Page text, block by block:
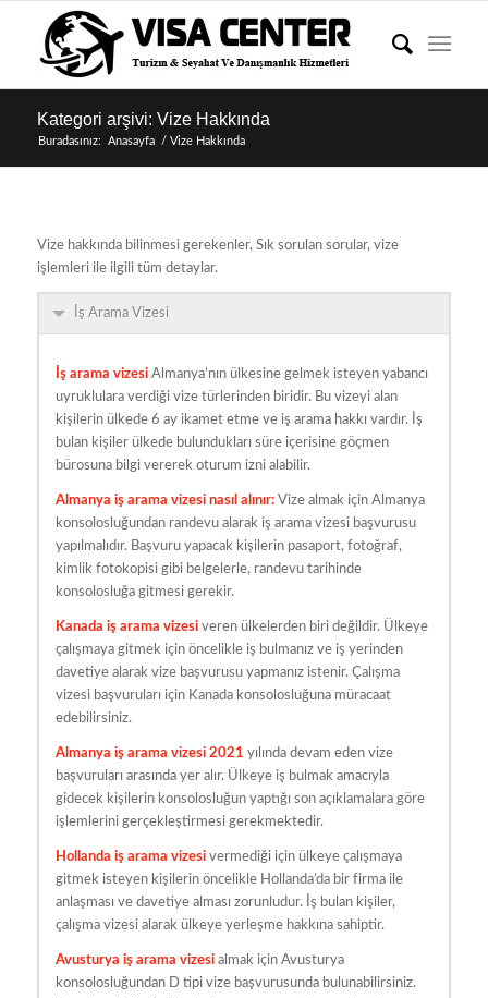
Kategori arşivi: Vize Hakkında
Buradasınız: Anasayfa / Vize Hakkında
Vize hakkında bilinmesi gerekenler, Sık sorulan sorular, vize
işlemleri ile ilgili tüm detaylar.
İş Arama Vizesi
İş arama vizesi Almanya’nın ülkesine gelmek isteyen yabancı
uyruklulara verdiği vize türlerinden biridir. Bu vizeyi alan
kişilerin ülkede 6 ay ikamet etme ve iş arama hakkı vardır. İş
bulan kişiler ülkede bulundukları süre içerisine göçmen
bürosuna bilgi vererek oturum izni alabilir.
Almanya iş arama vizesi nasıl alınır: Vize almak için Almanya
konsolosluğundan randevu alarak iş arama vizesi başvurusu
yapılmalıdır. Başvuru yapacak kişilerin pasaport, fotoğraf,
kimlik fotokopisi gibi belgelerle, randevu tarihinde
konsolosluğa gitmesi gerekir.
Kanada iş arama vizesi veren ülkelerden biri değildir. Ülkeye
çalışmaya gitmek için öncelikle iş bulmanız ve iş yerinden
davetiye alarak vize başvurusu yapmanız istenir. Çalışma
vizesi başvuruları için Kanada konsolosluğuna müracaat
edebilirsiniz.
Almanya iş arama vizesi 2021 yılında devam eden vize
başvuruları arasında yer alır. Ülkeye iş bulmak amacıyla
gidecek kişilerin konsolosluğun yaptığı son açıklamalara göre
işlemlerini gerçekleştirmesi gerekmektedir.
Hollanda iş arama vizesi vermediği için ülkeye çalışmaya
gitmek isteyen kişilerin öncelikle Hollanda’da bir firma ile
anlaşması ve davetiye alması zorunludur. İş bulan kişiler,
çalışma vizesi alarak ülkeye yerleşme hakkına sahiptir.
Avusturya iş arama vizesi almak için Avusturya
konsolosluğundan D tipi vize başvurusunda bulunabilirsiniz.